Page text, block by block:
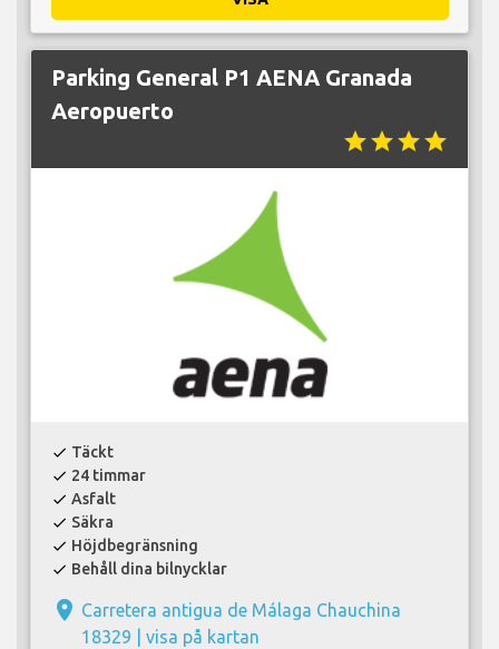
Parking General P1 AENA Granada
Aeropuerto
starstarstarstar
check Täckt
check 24 timmar
check Asfalt
check Säkra
check Höjdbegränsning
check Behåll dina bilnycklar
place Carretera antigua de Málaga Chauchina
18329 | visa på kartan